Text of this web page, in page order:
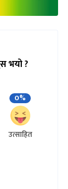
भयो ?
0%
उत्साहित